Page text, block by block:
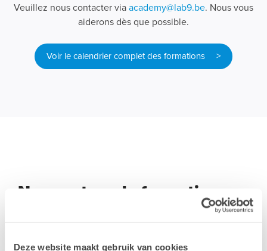
Deze website maakt gebruik van cookies
Veuillez nous contacter viaacademy@lab9.be. Nous vous
aiderons dès que possible.
Voir le calendrier complet des formations >
Nos centres de formation
Lab9 Academy dispose de plusieurs centres de